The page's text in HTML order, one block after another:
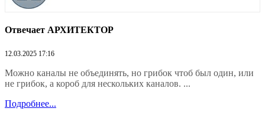
Отвечает АРХИТЕКТОР
12.03.2025 17:16
Можно каналы не объединять, но грибок чтоб был один, или
не грибок, а короб для нескольких каналов. ...
Подробнее...